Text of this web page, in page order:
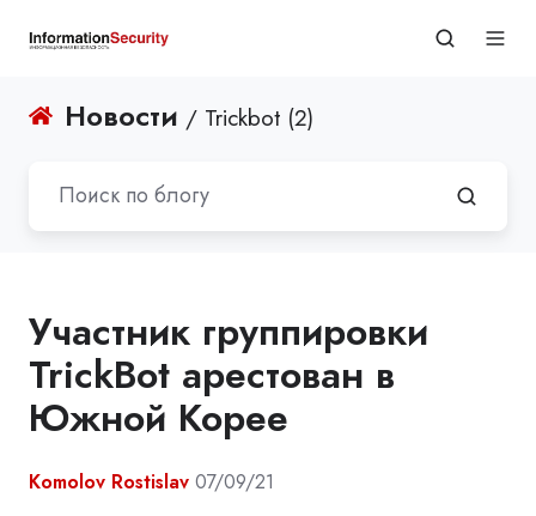
Новости / Trickbot (2)
Участник группировки
TrickBot арестован в
Южной Корее
Komolov Rostislav 07/09/21